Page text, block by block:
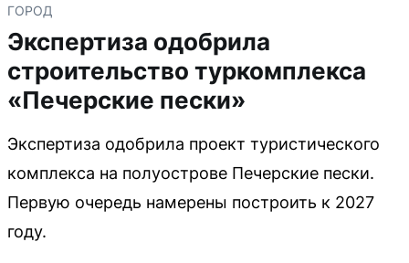
ГОРОД
Экспертиза одобрила
строительство туркомплекса
«Печерские пески»
Экспертиза одобрила проект туристического
комплекса на полуострове Печерские пески.
Первую очередь намерены построить к 2027
году.